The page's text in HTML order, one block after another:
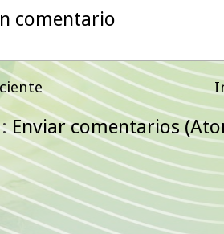
comentario
Enviar comentarios